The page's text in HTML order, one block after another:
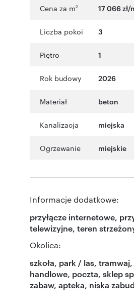
Cena za m2 17 066 zł/
Liczba pokoi 3
Piętro 1
Rok budowy 2026
Materiał beton
Kanalizacja miejska
Ogrzewanie miejskie
Informacje dodatkowe:
przyłącze internetowe,
telewizyjne, teren
Okolica:
szkoła, park / las,
handlowe, poczta, sklep
zabaw, apteka, niska